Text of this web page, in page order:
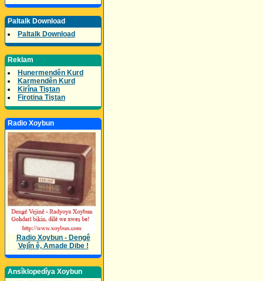
Paltalk Download
Paltalk Download
Reklam
Hunermendên Kurd
Karmendên Kurd
Kirîna Tiştan
Firotina Tiştan
Radio Xoybun
Radio Xoybun - Dengê
Vejîn ê, Amade Dibe !
Ansîklopedîya Xoybun